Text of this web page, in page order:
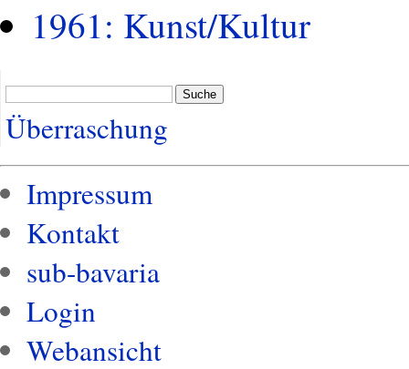
1961: Kunst/Kultur
Suche
Überraschung
Impressum
Kontakt
sub-bavaria
Login
Webansicht